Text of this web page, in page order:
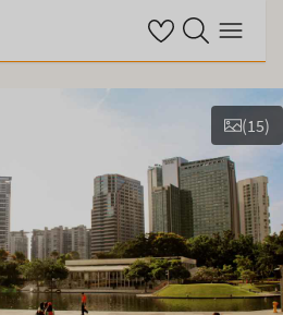
Se dine sparte
Søk på ving.no
Meny
(15)